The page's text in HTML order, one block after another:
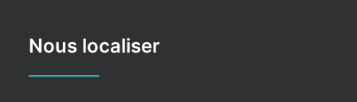
Nous localiser